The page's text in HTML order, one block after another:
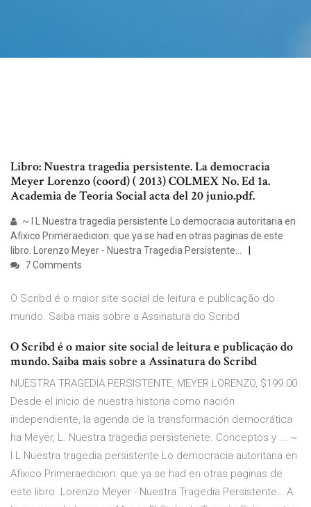
Libro: Nuestra tragedia persistente. La democracia
Meyer Lorenzo (coord) ( 2013) COLMEX No. Ed 1a.
Academia de Teoria Social acta del 20 junio.pdf.
~ l L Nuestra tragedia persistente Lo democracia autoritaria en
Afixico Primeraedicion: que ya se had en otras paginas de este
libro. Lorenzo Meyer - Nuestra Tragedia Persistente…
7 Comments
O Scribd é o maior site social de leitura e publicação do
mundo. Saiba mais sobre a Assinatura do Scribd
O Scribd é o maior site social de leitura e publicação do
mundo. Saiba mais sobre a Assinatura do Scribd
NUESTRA TRAGEDIA PERSISTENTE, MEYER LORENZO, $199.00.
Desde el inicio de nuestra historia como nación
independiente, la agenda de la transformación democrática
ha Meyer, L. Nuestra tragedia persistenete. Conceptos y ... ~
l L Nuestra tragedia persistente Lo democracia autoritaria en
Afixico Primeraedicion: que ya se had en otras paginas de
este libro. Lorenzo Meyer - Nuestra Tragedia Persistente… A